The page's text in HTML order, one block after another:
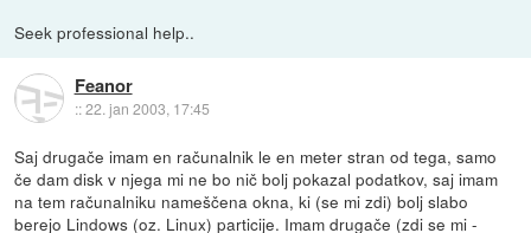
Seek professional help..
Feanor
::22. jan 2003, 17:45
Saj drugače imam en računalnik le en meter stran od tega, samo
če dam disk v njega mi ne bo nič bolj pokazal podatkov, saj imam
na tem računalniku nameščena okna, ki (se mi zdi) bolj slabo
berejo Lindows (oz. Linux) particije. Imam drugače (zdi se mi -